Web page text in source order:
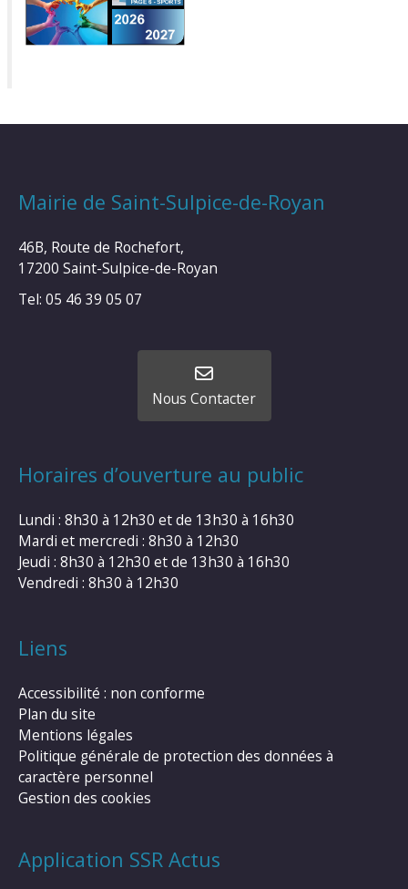
Mairie de Saint-Sulpice-de-Royan
46B, Route de Rochefort,
17200 Saint-Sulpice-de-Royan
Tel: 05 46 39 05 07
Nous Contacter
Horaires d’ouverture au public
Lundi : 8h30 à 12h30 et de 13h30 à 16h30
Mardi et mercredi : 8h30 à 12h30
Jeudi : 8h30 à 12h30 et de 13h30 à 16h30
Vendredi : 8h30 à 12h30
Liens
Accessibilité : non conforme
Plan du site
Mentions légales
Politique générale de protection des données à
caractère personnel
Gestion des cookies
Application SSR Actus